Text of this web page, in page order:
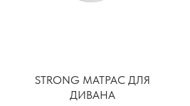
STRONG МАТРАС ДЛЯ
ДИВАНА